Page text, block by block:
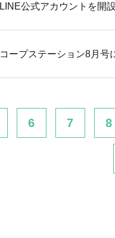
LINE公式アカウントを開
コープステーション8月号
6 7 8